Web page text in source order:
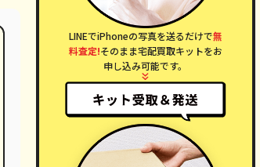
LINEでiPhoneの写真を送るだけで無
料査定!そのまま宅配買取キットをお
申し込み可能です。